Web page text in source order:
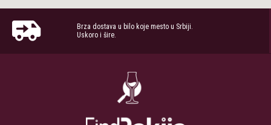
Brza dostava u bilo koje mesto u Srbiji.
Uskoro i šire.